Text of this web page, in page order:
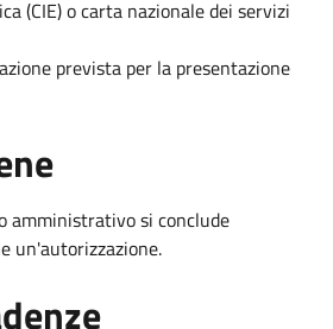
(CIE) o carta nazionale dei servizi
prevista per la presentazione
amministrativo si conclude
un'autorizzazione.